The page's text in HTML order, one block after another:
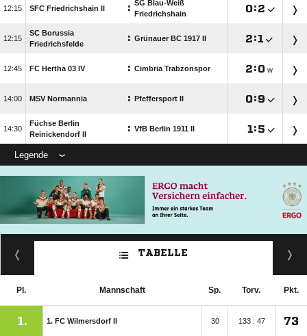
 SFC Friedrichshain II : SG Blau-Weiß
Friedrichshain
:

SC Borussia
Friedrichsfelde
: Grünauer BC 1917 II :
 FC Hertha 03 IV : Cimbria Trabzonspor : w
 MSV Normannia : Pfeffersport II :

Füchse Berlin
Reinickendorf II
: VfB Berlin 1911 II  :
Legende
TABELLE
Pl. Mannschaft Sp. Torv. Pkt.
1. 1. FC Wilmersdorf II 30 133 : 47 73